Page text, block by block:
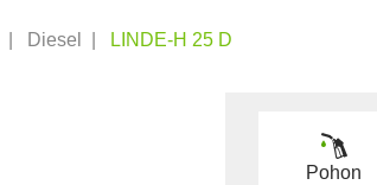
Diesel LINDE-H 25 D
Pohon